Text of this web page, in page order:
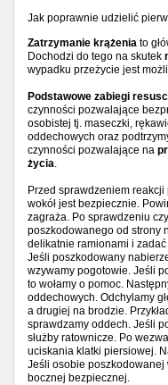
Jak poprawnie udzielić
Zatrzymanie krążenia to
Dochodzi do tego na skutek
wypadku przeżycie jest
Podstawowe zabiegi
czynności pozwalające
osobistej tj. maseczki,
oddechowych oraz
czynności pozwalające na
życia.
Przed sprawdzeniem
wokół jest bezpiecznie.
zagraża. Po sprawdzeniu
poszkodowanego od strony
delikatnie ramionami i zadać
Jeśli poszkodowany
wzywamy pogotowie. Jeśli
to wołamy o pomoc.
oddechowych. Odchylamy
a drugiej na brodzie.
sprawdzamy oddech. Jeśli
służby ratownicze. Po
uciskania klatki piersiowej.
Jeśli osobie poszkodowanej
bocznej bezpiecznej.